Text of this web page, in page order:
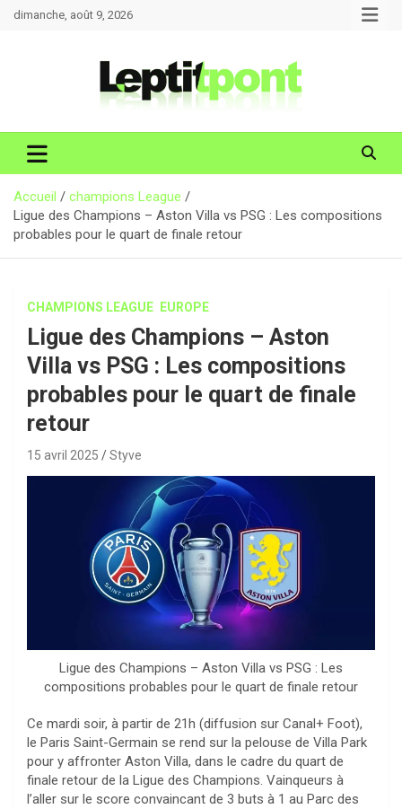
Allerdimanche, août 9, 2026
Accueil
champions League
Ligue des Champions – Aston Villa vs PSG : Les compositions
probables pour le quart de finale retour
CHAMPIONS LEAGUE EUROPE
Ligue des Champions – Aston
Villa vs PSG : Les compositions
probables pour le quart de finale
retour
15 avril 2025 Styve
Ligue des Champions – Aston Villa vs PSG : Les
compositions probables pour le quart de finale retour
Ce mardi soir, à partir de 21h (diffusion sur Canal+ Foot),
le Paris Saint-Germain se rend sur la pelouse de Villa Park
pour y affronter Aston Villa, dans le cadre du quart de
finale retour de la Ligue des Champions. Vainqueurs à
l’aller sur le score convaincant de 3 buts à 1 au Parc des